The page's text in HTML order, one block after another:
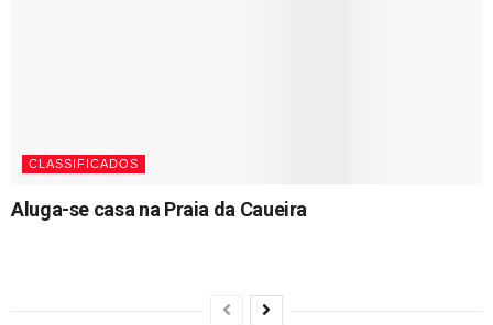
CLASSIFICADOS
Aluga-se casa na Praia da Caueira